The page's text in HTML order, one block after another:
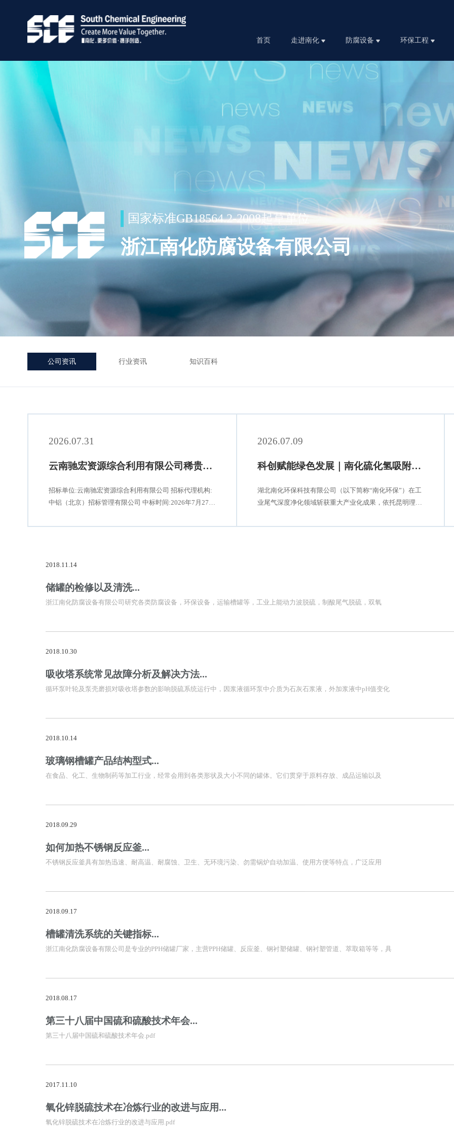
首页 走进南化 防腐设备 环保工程
国家标准GB18564.2-2008起草单位
浙江南化防腐设备有限公司
公司资讯 行业资讯 知识百科
2026.07.31
云南驰宏资源综合利用有限公司稀贵金属环保升级项目烟气环保脱硫脱硝系统采
招标单位:云南驰宏资源综合利用有限公司 招标代理机构:
中铝（北京）招标管理有限公司 中标时间:2026年7月27日
级改造工程项目烟气环保脱硫脱硝系统采购及安装 在此我
2026.07.09
科创赋能绿色发展｜南化硫化氢吸附材料成功应用
湖北南化环保科技有限公司（以下简称“南化环保”）在工
业尾气深度净化领域斩获重大产业化成果，依托昆明理工
云南解化清洁能源开发有限公司解化化工分公司低温甲醇
2018.11.14
储罐的检修以及清洗...
浙江南化防腐设备有限公司研究各类防腐设备，环保设备，运输槽罐等，工业上能动力波脱硫，制酸尾气脱硫，双氧
2018.10.30
吸收塔系统常见故障分析及解决方法...
循环泵叶轮及泵壳磨损对吸收塔参数的影响脱硫系统运行中，因浆液循环泵中介质为石灰石浆液，外加浆液中pH值变化
2018.10.14
玻璃钢槽罐产品结构型式...
在食品、化工、生物制药等加工行业，经常会用到各类形状及大小不同的罐体。它们贯穿于原料存放、成品运输以及
2018.09.29
如何加热不锈钢反应釜...
不锈钢反应釜具有加热迅速、耐高温、耐腐蚀、卫生、无环境污染、勿需锅炉自动加温、使用方便等特点，广泛应用
2018.09.17
槽罐清洗系统的关键指标...
浙江南化防腐设备有限公司是专业的PPH储罐厂家，主营PPH储罐、反应釜、钢衬塑储罐、钢衬塑管道、萃取箱等等，具
2018.08.17
第三十八届中国硫和硫酸技术年会...
第三十八届中国硫和硫酸技术年会.pdf
2017.11.10
氧化锌脱硫技术在冶炼行业的改进与应用...
氧化锌脱硫技术在冶炼行业的改进与应用.pdf